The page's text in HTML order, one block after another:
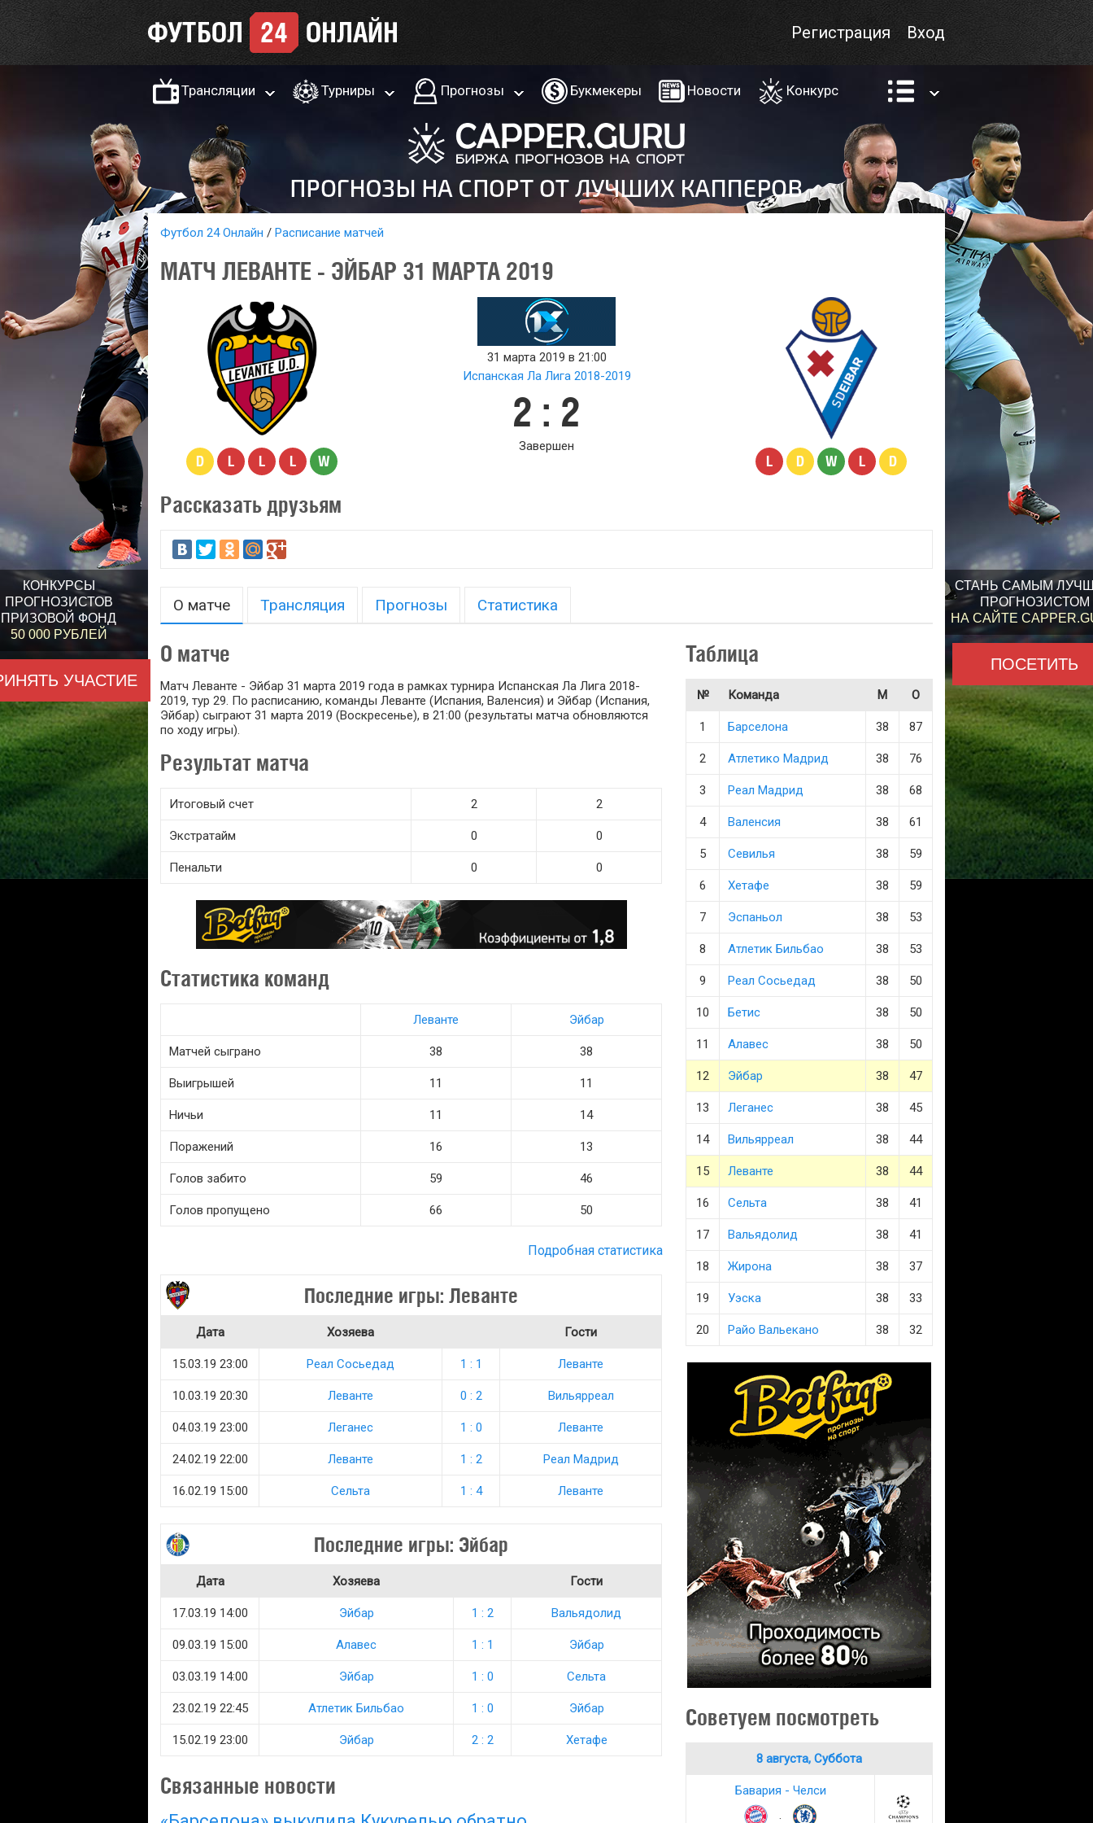
КОНКУРСЫ
ПРОГНОЗИСТОВ
ПРИЗОВОЙ ФОНД
50 000 РУБЛЕЙ
УЧАСТИЕ
СТАНЬ САМЫМ
ПРОГНОЗИСТОМ
НА САЙТЕ
ПОСЕТИТЬ
Вход
Регистрация
Трансляции Турниры Прогнозы Букмекеры Новости Конкурс
Футбол 24 Онлайн Расписание матчей
МАТЧ ЛЕВАНТЕ - ЭЙБАР 31 МАРТА 2019
D L L L W
31 марта 2019 в 21:00
Испанская Ла Лига 2018-2019
2 : 2
Завершен
L D W L D
Рассказать друзьям
О матче Трансляция Прогнозы Статистика
О матче
Матч Леванте - Эйбар 31 марта 2019 года в рамках турнира Испанская Ла Лига 2018-
2019, тур 29. По расписанию, команды Леванте (Испания, Валенсия) и Эйбар (Испания,
Эйбар) сыграют 31 марта 2019 (Воскресенье), в 21:00 (результаты матча обновляются
по ходу игры).
Результат матча
Итоговый счет 2 2
Экстратайм 0 0
Пенальти 0 0
Статистика команд
Леванте Эйбар
Матчей сыграно 38 38
Выигрышей 11 11
Ничьи 11 14
Поражений 16 13
Голов забито 59 46
Голов пропущено 66 50
Подробная статистика
Последние игры: Леванте
Дата Хозяева Гости
15.03.19 23:00 Реал Сосьедад 1 : 1 Леванте
10.03.19 20:30 Леванте 0 : 2 Вильярреал
04.03.19 23:00 Леганес 1 : 0 Леванте
24.02.19 22:00 Леванте 1 : 2 Реал Мадрид
16.02.19 15:00 Сельта 1 : 4 Леванте
Последние игры: Эйбар
Дата Хозяева Гости
17.03.19 14:00 Эйбар 1 : 2 Вальядолид
09.03.19 15:00 Алавес 1 : 1 Эйбар
03.03.19 14:00 Эйбар 1 : 0 Сельта
23.02.19 22:45 Атлетик Бильбао 1 : 0 Эйбар
15.02.19 23:00 Эйбар 2 : 2 Хетафе
Связанные новости
Таблица
№ Команда М О
1 Барселона 38 87
2 Атлетико Мадрид 38 76
3 Реал Мадрид 38 68
4 Валенсия 38 61
5 Севилья 38 59
6 Хетафе 38 59
7 Эспаньол 38 53
8 Атлетик Бильбао 38 53
9 Реал Сосьедад 38 50
10 Бетис 38 50
11 Алавес 38 50
12 Эйбар 38 47
13 Леганес 38 45
14 Вильярреал 38 44
15 Леванте 38 44
16 Сельта 38 41
17 Вальядолид 38 41
18 Жирона 38 37
19 Уэска 38 33
20 Райо Вальекано 38 32
Советуем посмотреть
8 августа, Суббота
Бавария - Челси